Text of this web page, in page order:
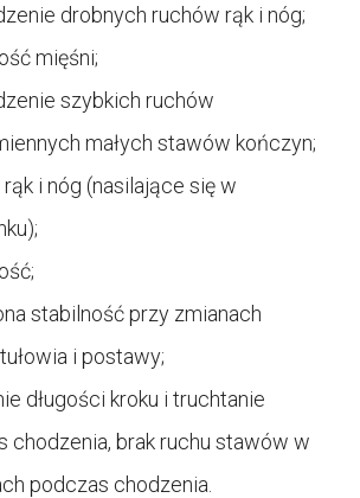
drobnych ruchów rąk i nóg;
mięśni;
szybkich ruchów
małych stawów kończyn;
i nóg (nasilające się w
stabilność przy zmianach
i postawy;
długości kroku i truchtanie
chodzenia, brak ruchu stawów w
podczas chodzenia.